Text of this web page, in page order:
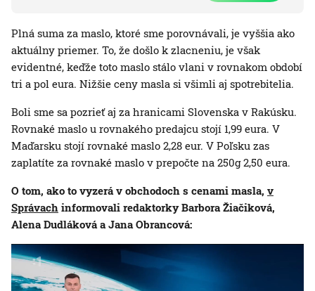
Plná suma za maslo, ktoré sme porovnávali, je vyššia ako
aktuálny priemer. To, že došlo k zlacneniu, je však
evidentné, keďže toto maslo stálo vlani v rovnakom období
tri a pol eura. Nižšie ceny masla si všimli aj spotrebitelia.
Boli sme sa pozrieť aj za hranicami Slovenska v Rakúsku.
Rovnaké maslo u rovnakého predajcu stojí 1,99 eura. V
Maďarsku stojí rovnaké maslo 2,28 eur. V Poľsku zas
zaplatíte za rovnaké maslo v prepočte na 250g 2,50 eura.
O tom, ako to vyzerá v obchodoch s cenami masla, v
Správach informovali redaktorky Barbora Žiačiková,
Alena Dudláková a Jana Obrancová: